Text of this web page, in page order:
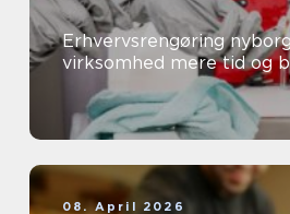
Erhvervsrengøring nyborg sådan får
virksomhed mere tid og
08. April 2026